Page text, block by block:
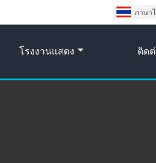
ภาษา
โรงงานแสดง ติดต่